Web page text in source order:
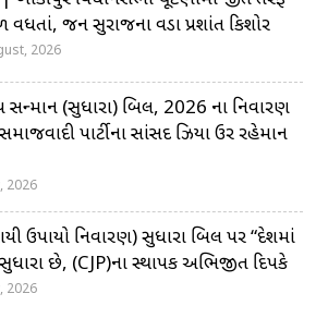
જન સુરાજના વડા પ્રશાંત કિશોર
2026
સન્માન (સુધારા) બિલ, 2026 ના નિવારણ
પાર્ટીના સાંસદ ઝિયા ઉર રહેમાન
2026
ઉપાયો નિવારણ) સુધારા બિલ પર “દેશમાં
છે, (CJP)ના સ્થાપક અભિજીત દિપકે
2026